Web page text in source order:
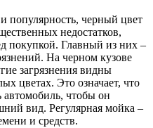
популярность, черный цвет
недостатков,
покупкой. Главный из них –
На черном кузове
загрязнения видны
цветах. Это означает, что
автомобиль, чтобы он
вид. Регулярная мойка –
и средств.